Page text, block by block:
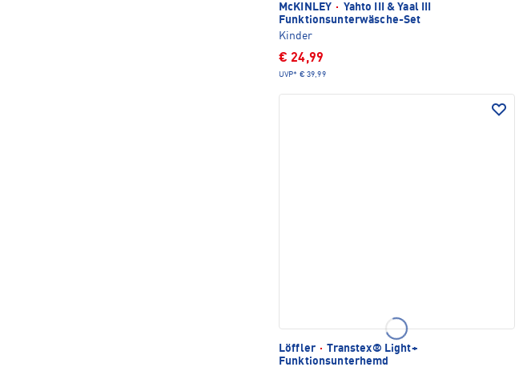
McKINLEY · Yahto III & Yaal III
Funktionsunterwäsche-Set
Kinder
€ 24,99
UVP* € 39,99
Löffler · Transtex® Light+
Funktionsunterhemd